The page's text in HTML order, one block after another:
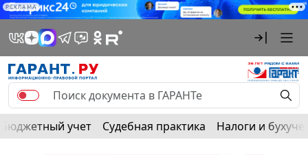
РЕКЛАМА
Бюджетный учет Судебная практика Налоги и